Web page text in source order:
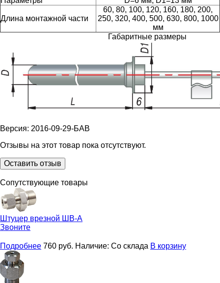
Длина монтажной части
60, 80, 100, 120, 160, 180, 200,
250, 320, 400, 500, 630, 800, 1000
мм
Габаритные размеры
Версия: 2016-09-29-БАВ
Отзывы на этот товар пока отсутствуют.
Оставить отзыв
Сопутствующие товары
Штуцер врезной ШВ-А
Звоните
Подробнее 760 руб. Наличие: Со склада В корзину